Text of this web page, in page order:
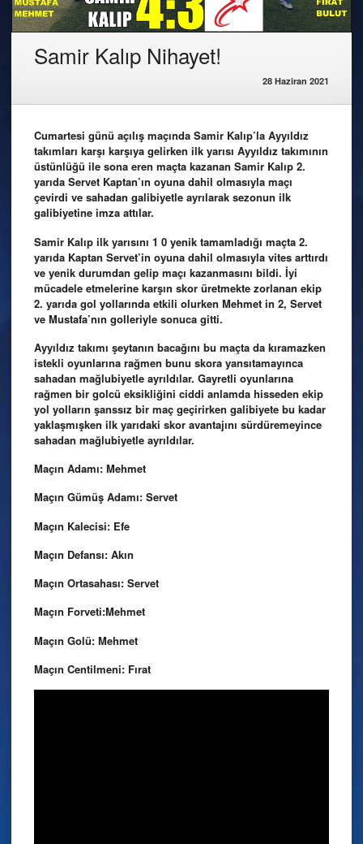
Samir Kalıp Nihayet!
28 Haziran 2021
Cumartesi günü açılış maçında Samir Kalıp’la Ayyıldız
takımları karşı karşıya gelirken ilk yarısı Ayyıldız takımının
üstünlüğü ile sona eren maçta kazanan Samir Kalıp 2.
yarıda Servet Kaptan’ın oyuna dahil olmasıyla maçı
çevirdi ve sahadan galibiyetle ayrılarak sezonun ilk
galibiyetine imza attılar.
Samir Kalıp ilk yarısını 1 0 yenik tamamladığı maçta 2.
yarıda Kaptan Servet’in oyuna dahil olmasıyla vites arttırdı
ve yenik durumdan gelip maçı kazanmasını bildi. İyi
mücadele etmelerine karşın skor üretmekte zorlanan ekip
2. yarıda gol yollarında etkili olurken Mehmet in 2, Servet
ve Mustafa’nın golleriyle sonuca gitti.
Ayyıldız takımı şeytanın bacağını bu maçta da kıramazken
istekli oyunlarına rağmen bunu skora yansıtamayınca
sahadan mağlubiyetle ayrıldılar. Gayretli oyunlarına
rağmen bir golcü eksikliğini ciddi anlamda hisseden ekip
yol yolların şanssız bir maç geçirirken galibiyete bu kadar
yaklaşmışken ilk yarıdaki skor avantajını sürdüremeyince
sahadan mağlubiyetle ayrıldılar.
Maçın Adamı: Mehmet
Maçın Gümüş Adamı: Servet
Maçın Kalecisi: Efe
Maçın Defansı: Akın
Maçın Ortasahası: Servet
Maçın Forveti:Mehmet
Maçın Golü: Mehmet
Maçın Centilmeni: Fırat